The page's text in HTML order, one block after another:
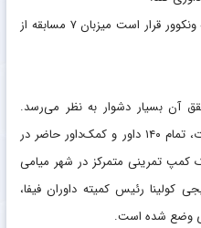
این پیشنهاد در حالی مطرح می‌شود که ونکوور قرار است میزبان ۷ مسابقه از
آن بسیار دشوار به نظر می‌رسد.
برای برگزاری منظم مسابقات، تمام ۱۴۰ داور و کمک‌داور حاضر در
کمپ تمرینی متمرکز در شهر میامی
کولینا رئیس کمیته داوران فیفا،
وضع شده است.